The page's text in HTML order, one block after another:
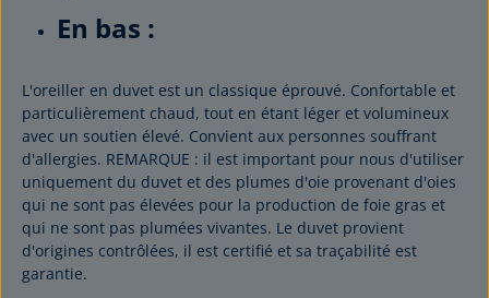
En bas :
L'oreiller en duvet est un classique éprouvé. Confortable et
particulièrement chaud, tout en étant léger et volumineux
avec un soutien élevé. Convient aux personnes souffrant
d'allergies. REMARQUE : il est important pour nous d'utiliser
uniquement du duvet et des plumes d'oie provenant d'oies
qui ne sont pas élevées pour la production de foie gras et
qui ne sont pas plumées vivantes. Le duvet provient
d'origines contrôlées, il est certifié et sa traçabilité est
garantie.